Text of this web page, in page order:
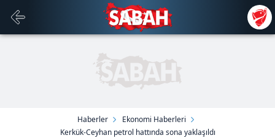
Haberler
Ekonomi Haberleri
Kerkük-Ceyhan petrol hattında sona yaklaşıldı